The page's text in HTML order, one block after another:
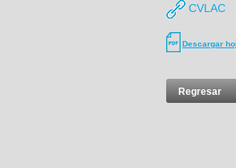
CVLAC
Descargar
Regresar